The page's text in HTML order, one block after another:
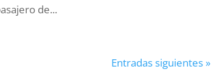
de...
Entradas siguientes »